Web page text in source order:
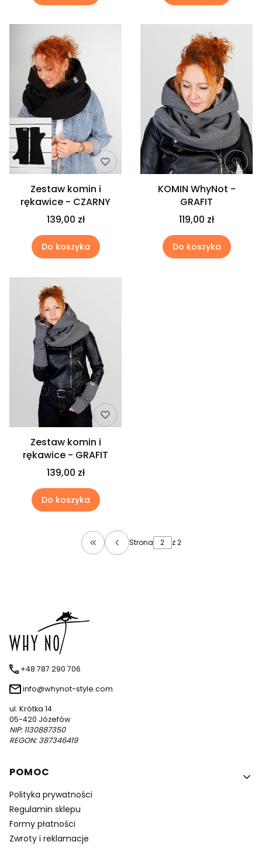
Zestaw komin i
rękawice - CZARNY
139,00 zł
Do koszyka
KOMIN WhyNot -
GRAFIT
119,00 zł
Do koszyka
Zestaw komin i
rękawice - GRAFIT
139,00 zł
Do koszyka
Wróć do pierwszej strony z produktami
Strona z 2
+48 787 290 706
info@whynot-style.com
ul. Krótka 14
05-420 Józefów
NIP: 1130887350
REGON: 387346419
Linki w stopce
POMOC
Polityka prywatności
Regulamin sklepu
Formy płatności
Zwroty i reklamacje